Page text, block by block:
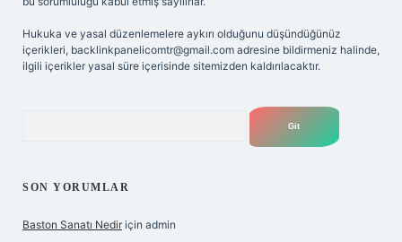
Hukuka ve yasal düzenlemelere aykırı olduğunu düşündüğünüz
içerikleri, backlinkpanelicomtr@gmail.com adresine bildirmeniz halinde,
ilgili içerikler yasal süre içerisinde sitemizden kaldırılacaktır.
SON YORUMLAR
Baston Sanatı Nedir için admin